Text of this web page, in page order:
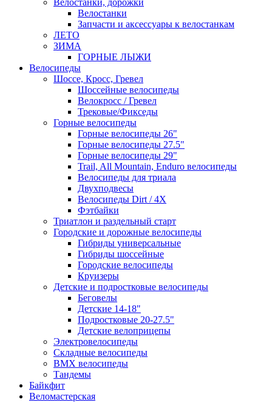
Велостанки
Запчасти и аксессуары к велостанкам
ЛЕТО
ЗИМА
ГОРНЫЕ ЛЫЖИ
Велосипеды
Шоссе, Кросс, Гревел
Шоссейные велосипеды
Велокросс / Гревел
Трековые/Фикседы
Горные велосипеды
Горные велосипеды 26"
Горные велосипеды 27.5"
Горные велосипеды 29"
Trail, All Mountain, Enduro велосипеды
Велосипеды для триала
Двухподвесы
Велосипеды Dirt / 4X
Фэтбайки
Триатлон и раздельный старт
Городские и дорожные велосипеды
Гибриды универсальные
Гибриды шоссейные
Городские велосипеды
Круизеры
Детские и подростковые велосипеды
Беговелы
Детские 14-18"
Подростковые 20-27.5"
Детские велоприцепы
Электровелосипеды
Складные велосипеды
BMX велосипеды
Тандемы
Байкфит
Веломастерская